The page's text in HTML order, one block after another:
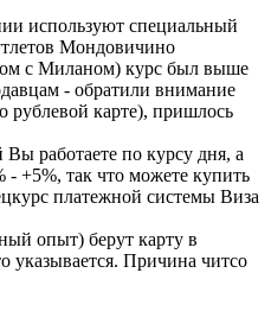
используют специальный
Мондовичино
с Миланом) курс был выше
- обратили внимание
рублевой карте), пришлось
работаете по курсу дня, а
- +5%, так что можете купить
платежной системы Виза
опыт) берут карту в
указывается. Причина читсо